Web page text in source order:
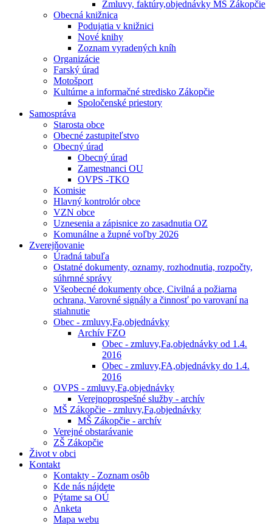
Zmluvy, faktúry,objednávky MŠ Zákopčie
Obecná knižnica
Podujatia v knižnici
Nové knihy
Zoznam vyradených kníh
Organizácie
Farský úrad
Motošport
Kultúrne a informačné stredisko Zákopčie
Spoločenské priestory
Samospráva
Starosta obce
Obecné zastupiteľstvo
Obecný úrad
Obecný úrad
Zamestnanci OU
OVPS -TKO
Komisie
Hlavný kontrolór obce
VZN obce
Uznesenia a zápisnice zo zasadnutia OZ
Komunálne a župné voľby 2026
Zverejňovanie
Úradná tabuľa
Ostatné dokumenty, oznamy, rozhodnutia, rozpočty,
súhrnné správy
Všeobecné dokumenty obce, Civilná a požiarna
ochrana, Varovné signály a činnosť po varovaní na
stiahnutie
Obec - zmluvy,Fa,objednávky
Archív FZO
Obec - zmluvy,Fa,objednávky od 1.4.
2016
Obec - zmluvy,FA,objednávky do 1.4.
2016
OVPS - zmluvy,Fa,objednávky
Verejnoprospešné služby - archív
MŠ Zákopčie - zmluvy,Fa,objednávky
MŠ Zákopčie - archív
Verejné obstarávanie
ZŠ Zákopčie
Život v obci
Kontakt
Kontakty - Zoznam osôb
Kde nás nájdete
Pýtame sa OÚ
Anketa
Mapa webu